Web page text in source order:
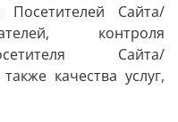
Сайта/
контроля
Сайта/
качества услуг,